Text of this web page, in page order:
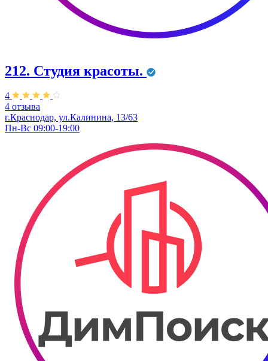
212. Студия красоты.
4
4 отзыва
г.Краснодар, ул.Калинина, 13/63
Пн-Вс 09:00-19:00